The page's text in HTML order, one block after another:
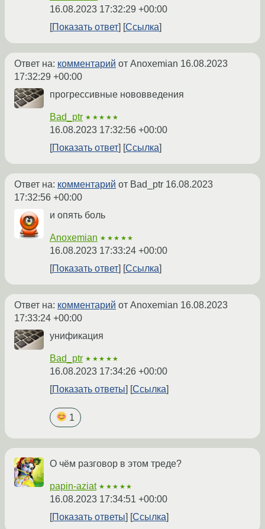
16.08.2023 17:32:29 +00:00
Показать ответ
Ссылка
Ответ на: комментарий от Anoxemian 16.08.2023
17:32:29 +00:00
прогрессивные нововведения
Bad_ptr ★★★★★
16.08.2023 17:32:56 +00:00
Показать ответ
Ссылка
Ответ на: комментарий от Bad_ptr 16.08.2023
17:32:56 +00:00
и опять боль
Anoxemian ★★★★★
16.08.2023 17:33:24 +00:00
Показать ответ
Ссылка
Ответ на: комментарий от Anoxemian 16.08.2023
17:33:24 +00:00
унификация
Bad_ptr ★★★★★
16.08.2023 17:34:26 +00:00
Показать ответы
Ссылка
1
О чём разговор в этом треде?
papin-aziat ★★★★★
16.08.2023 17:34:51 +00:00
Показать ответы
Ссылка